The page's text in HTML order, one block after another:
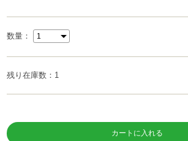
数量：
残り在庫数：1